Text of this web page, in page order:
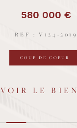
470 000 €
REF : V6-2019
COUP DE COEUR
VOIR LE BIEN